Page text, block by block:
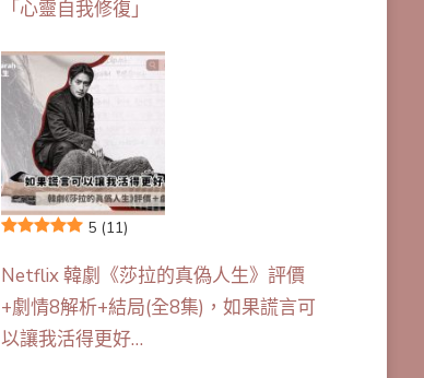
「心靈自我修復」
5 (11)
Netflix 韓劇《莎拉的真偽人生》評價
+劇情8解析+結局(全8集)，如果謊言可
以讓我活得更好…